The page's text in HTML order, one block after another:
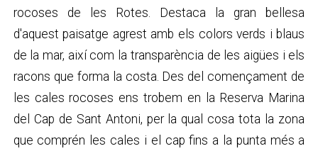
rocoses de les Rotes. Destaca la gran bellesa
d'aquest paisatge agrest amb els colors verds i blaus
de la mar, així com la transparència de les aigües i els
racons que forma la costa. Des del començament de
les cales rocoses ens trobem en la Reserva Marina
del Cap de Sant Antoni, per la qual cosa tota la zona
que comprén les cales i el cap fins a la punta més a